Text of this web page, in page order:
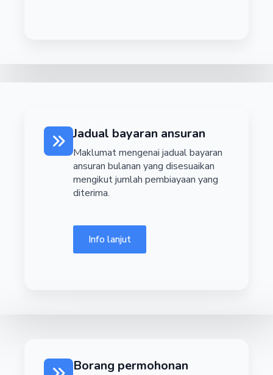
Jadual bayaran ansuran
Maklumat mengenai jadual bayaran
ansuran bulanan yang disesuaikan
mengikut jumlah pembiayaan yang
diterima.
Info lanjut
Borang permohonan